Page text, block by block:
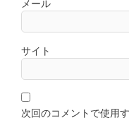
メール
サイト
次回のコメントで使用